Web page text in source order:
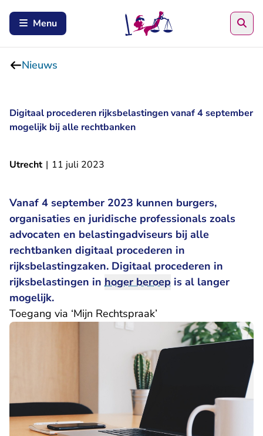
Menu
Nieuws
Digitaal procederen rijksbelastingen vanaf 4 september
mogelijk bij alle rechtbanken
Utrecht | 11 juli 2023
Vanaf 4 september 2023 kunnen burgers,
organisaties en juridische professionals zoals
advocaten en belastingadviseurs bij alle
rechtbanken digitaal procederen in
rijksbelastingzaken. Digitaal procederen in
rijksbelastingen in hoger beroep is al langer
mogelijk.
Toegang via ‘Mijn Rechtspraak’